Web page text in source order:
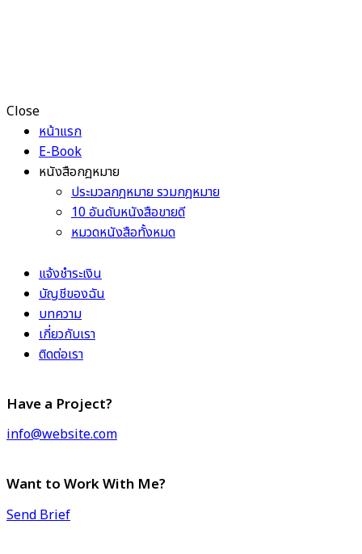
Close
หน้าแรก
E-Book
หนังสือกฎหมาย
ประมวลกฎหมาย รวมกฎหมาย
10 อันดับหนังสือขายดี
หมวดหนังสือทั้งหมด
แจ้งชำระเงิน
บัญชีของฉัน
บทความ
เกี่ยวกับเรา
ติดต่อเรา
Have a Project?
info@website.com
Want to Work With Me?
Send Brief